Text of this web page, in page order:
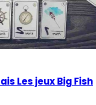
Les jeux Big Fish